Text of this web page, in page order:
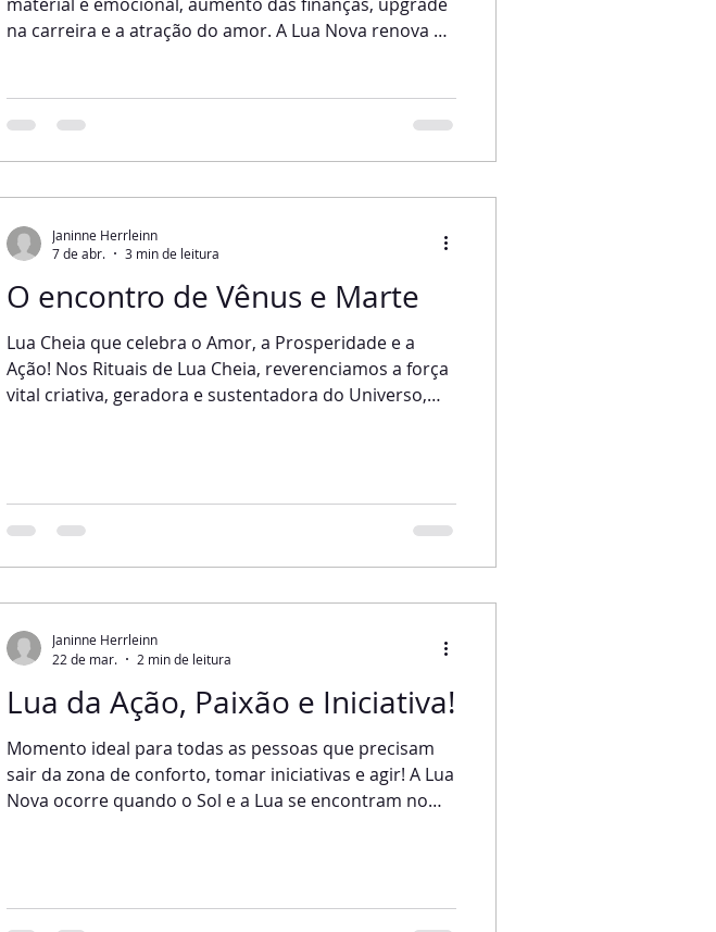
na carreira e a atração do amor. A Lua Nova renova as
intimamente ligada às inspirações e aos impulsos que
nos levam a realizar grandes acontecimentos. Como já
O encontro de Vênus e Marte
Lua Cheia que celebra o Amor, a Prosperidade e a
Ação! Nos Rituais de Lua Cheia, reverenciamos a força
vital criativa, geradora e sustentadora do Universo,
nossas emoções e intuição. Como venho explicando a
cada mês, quando a Lua Cheia chega a seu pico, existe
Janinne Herrleinn
7 de abr.
3 min de leitura
Lua da Ação, Paixão e Iniciativa!
Momento ideal para todas as pessoas que precisam
sair da zona de conforto, tomar iniciativas e agir! A Lua
Nova ocorre quando o Sol e a Lua se encontram no
problemas como vícios, manias e maus hábitos e
Janinne Herrleinn
22 de mar.
2 min de leitura